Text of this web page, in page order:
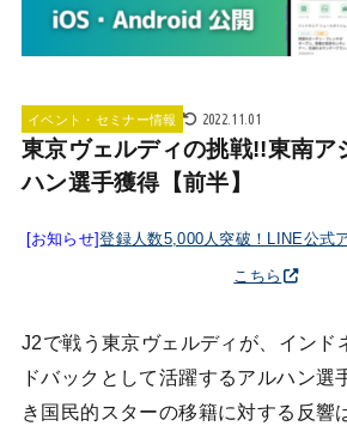
イベント・セミナー情報 2022.11.01
東京ヴェルディの挑戦!!東南ア
ハン選手獲得【前半】
[お知らせ]登録人数5,000人突破！LINE公式
こちら
J2で戦う東京ヴェルディが、インド
ドバックとして活躍するアルハン選
き国民的スターの移籍に対する反響